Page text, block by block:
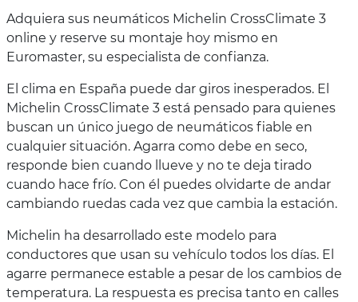
Adquiera sus neumáticos Michelin CrossClimate 3
online y reserve su montaje hoy mismo en
Euromaster, su especialista de confianza.
El clima en España puede dar giros inesperados. El
Michelin CrossClimate 3 está pensado para quienes
buscan un único juego de neumáticos fiable en
cualquier situación. Agarra como debe en seco,
responde bien cuando llueve y no te deja tirado
cuando hace frío. Con él puedes olvidarte de andar
cambiando ruedas cada vez que cambia la estación.
Michelin ha desarrollado este modelo para
conductores que usan su vehículo todos los días. El
agarre permanece estable a pesar de los cambios de
temperatura. La respuesta es precisa tanto en calles